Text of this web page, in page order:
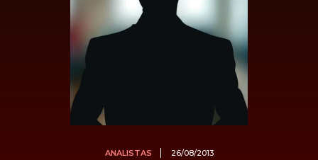
ANALISTAS 26/08/2013